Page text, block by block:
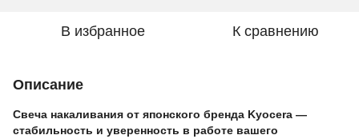
В избранное К сравнению
Описание
Свеча накаливания от японского бренда Kyocera —
стабильность и уверенность в работе вашего